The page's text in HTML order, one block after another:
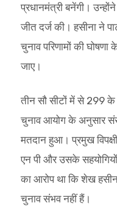
प्रधानमंत्री बनेंगी।
जीत दर्ज की। हसीना ने
चुनाव परिणामों की
जाए।
तीन सौ सीटों में से 299
चुनाव आयोग के अनुसार
मतदान हुआ। प्रमुख
एन पी और उसके
का आरोप था कि शेख
चुनाव संभव नहीं हैं।